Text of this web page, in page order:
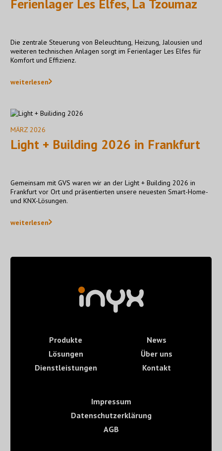
Ferienlager Les Elfes, La Tzoumaz
Die zentrale Steuerung von Beleuchtung, Heizung, Jalousien und
weiteren technischen Anlagen sorgt im Ferienlager Les Elfes für
Komfort und Effizienz.
weiterlesen
MÄRZ 2026
Light + Building 2026 in Frankfurt
Gemeinsam mit GVS waren wir an der Light + Building 2026 in
Frankfurt vor Ort und präsentierten unsere neuesten Smart-Home-
und KNX-Lösungen.
weiterlesen
Produkte
Lösungen
Dienstleistungen
News
Über uns
Kontakt
Impressum
Datenschutzerklärung
AGB